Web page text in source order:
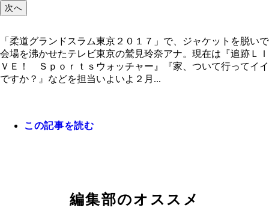
は『追跡ＬＩＶＥ！ Ｓｐｏｒｔｓウォッチャー』
『家、ついて行ってイイですか？』などを担当
次へ
「柔道グランドスラム東京２０１７」で、ジャケットを脱いで
会場を沸かせたテレビ東京の鷲見玲奈アナ。現在は『追跡ＬＩ
ＶＥ！ Ｓｐｏｒｔｓウォッチャー』『家、ついて行ってイイ
ですか？』などを担当いよいよ２月...
この記事を読む
編集部のオススメ